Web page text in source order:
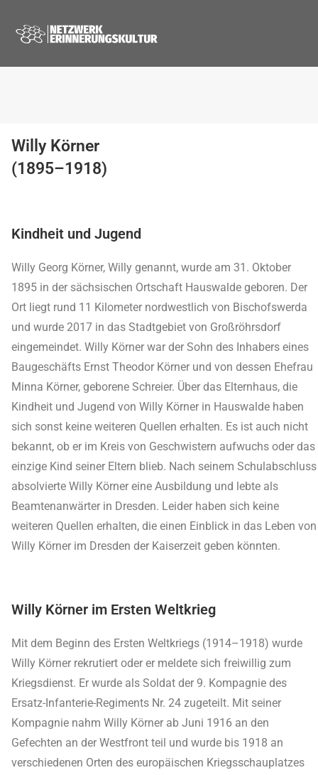
Willy Körner
(1895–1918)
Kindheit und Jugend
Willy Georg Körner, Willy genannt, wurde am 31. Oktober
1895 in der sächsischen Ortschaft Hauswalde geboren. Der
Ort liegt rund 11 Kilometer nordwestlich von Bischofswerda
und wurde 2017 in das Stadtgebiet von Großröhrsdorf
eingemeindet. Willy Körner war der Sohn des Inhabers eines
Baugeschäfts Ernst Theodor Körner und von dessen Ehefrau
Minna Körner, geborene Schreier. Über das Elternhaus, die
Kindheit und Jugend von Willy Körner in Hauswalde haben
sich sonst keine weiteren Quellen erhalten. Es ist auch nicht
bekannt, ob er im Kreis von Geschwistern aufwuchs oder das
einzige Kind seiner Eltern blieb. Nach seinem Schulabschluss
absolvierte Willy Körner eine Ausbildung und lebte als
Beamtenanwärter in Dresden. Leider haben sich keine
weiteren Quellen erhalten, die einen Einblick in das Leben von
Willy Körner im Dresden der Kaiserzeit geben könnten.
Willy Körner im Ersten Weltkrieg
Mit dem Beginn des Ersten Weltkriegs (1914–1918) wurde
Willy Körner rekrutiert oder er meldete sich freiwillig zum
Kriegsdienst. Er wurde als Soldat der 9. Kompagnie des
Ersatz-Infanterie-Regiments Nr. 24 zugeteilt. Mit seiner
Kompagnie nahm Willy Körner ab Juni 1916 an den
Gefechten an der Westfront teil und wurde bis 1918 an
verschiedenen Orten des europäischen Kriegsschauplatzes